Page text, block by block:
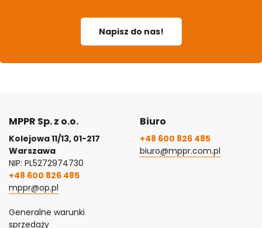
Napisz do nas!
MPPR Sp. z o.o.
Kolejowa 11/13, 01-217
Warszawa
NIP: PL5272974730
+48 600 826 485
mppr@op.pl
Generalne warunki
sprzedaży
Biuro
+48 600 826 485
biuro@mppr.com.pl